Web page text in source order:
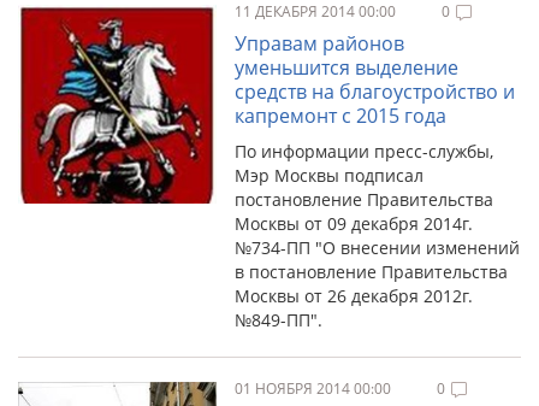
11 ДЕКАБРЯ 2014 00:00 0
Управам районов
уменьшится выделение
средств на благоустройство и
капремонт с 2015 года
По информации пресс-службы,
Мэр Москвы подписал
постановление Правительства
Москвы от 09 декабря 2014г.
№734-ПП "О внесении изменений
в постановление Правительства
Москвы от 26 декабря 2012г.
№849-ПП".
01 НОЯБРЯ 2014 00:00 0